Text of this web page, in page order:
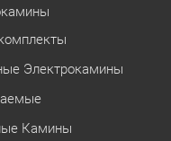
Электрокамины
Камины